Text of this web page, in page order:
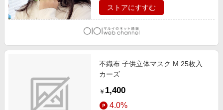
ストアにすすむ
不織布 子供立体マスク M 25枚入
カーズ
￥ 1,400
4.0%